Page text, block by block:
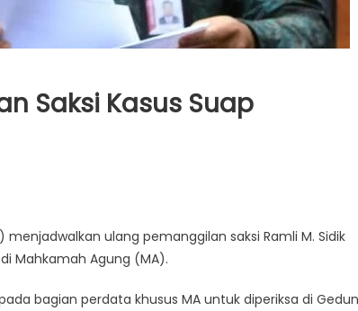
Saksi Kasus Suap
menjadwalkan ulang pemanggilan saksi Ramli M. Sidik
Mahkamah Agung (MA).
bagian perdata khusus MA untuk diperiksa di